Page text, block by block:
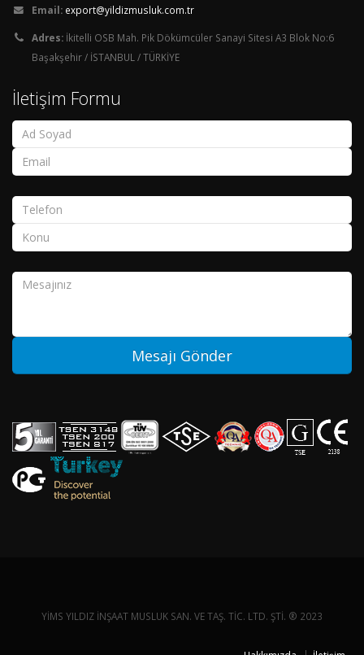
Email: export@yildizmusluk.com.tr
Adres: İkitelli OSB Mah. Pik Dökümcüler Sanayi Sitesi A3 Blok No:6
Başakşehir / İSTANBUL / TÜRKİYE
İletişim Formu
YİMS YILDIZ İNŞAAT MUSLUK SAN. VE TAŞ. TİC. LTD. ŞTİ. ® 2023